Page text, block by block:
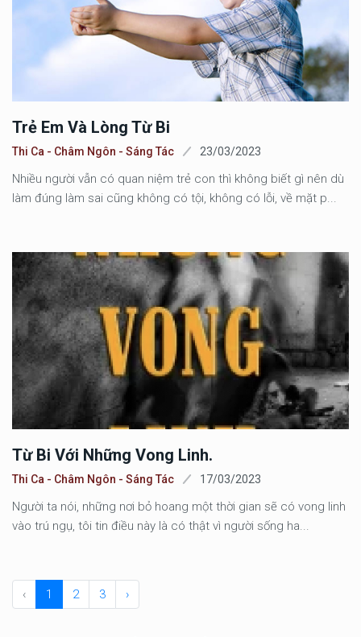
Trẻ Em Và Lòng Từ Bi
Thi Ca - Châm Ngôn - Sáng Tác 23/03/2023
Nhiều người vẫn có quan niệm trẻ con thì không biết gì nên dù
làm đúng làm sai cũng không có tội, không có lỗi, về mặt p...
Từ Bi Với Những Vong Linh.
Thi Ca - Châm Ngôn - Sáng Tác 17/03/2023
Người ta nói, những nơi bỏ hoang một thời gian sẽ có vong linh
vào trú ngụ, tôi tin điều này là có thật vì người sống ha...
‹ 1 2 3 ›